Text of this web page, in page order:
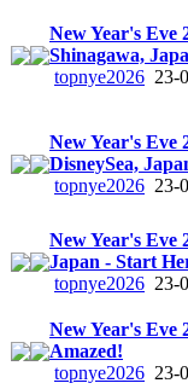
New Year's Eve
Shinagawa,
topnye2026 23-
New Year's Eve
DisneySea,
topnye2026 23-
New Year's Eve
Japan - Start
topnye2026 23-
New Year's Eve
Amazed!
topnye2026 23-